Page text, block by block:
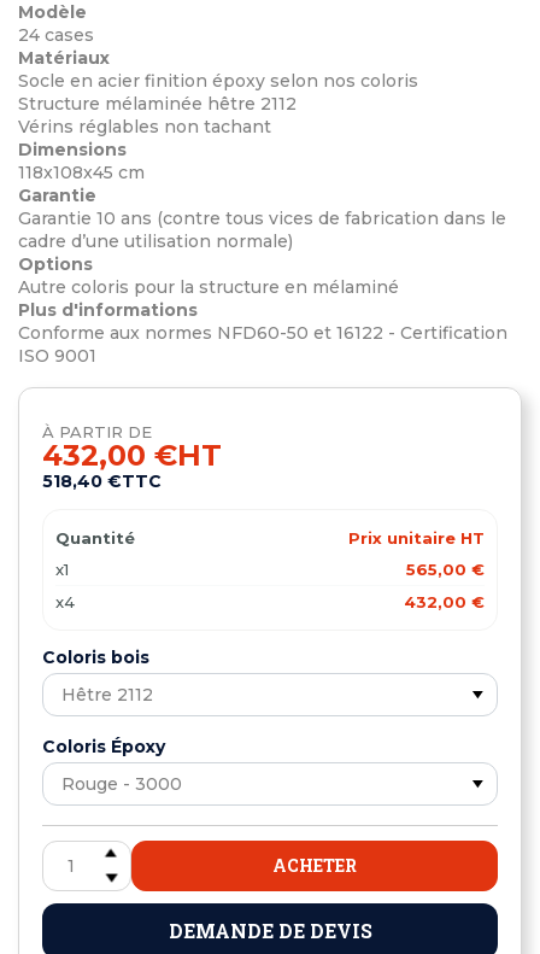
Modèle
24 cases
Matériaux
Socle en acier finition époxy selon nos coloris
Structure mélaminée hêtre 2112
Vérins réglables non tachant
Dimensions
118x108x45 cm
Garantie
Garantie 10 ans (contre tous vices de fabrication dans le
cadre d’une utilisation normale)
Options
Autre coloris pour la structure en mélaminé
Plus d'informations
Conforme aux normes NFD60-50 et 16122 - Certification
ISO 9001
À PARTIR DE
432,00 €HT
518,40 €TTC
Quantité
Prix unitaire HT
x1
565,00 €
x4
432,00 €
Coloris bois
Coloris Époxy
ACHETER
DEMANDE DE DEVIS